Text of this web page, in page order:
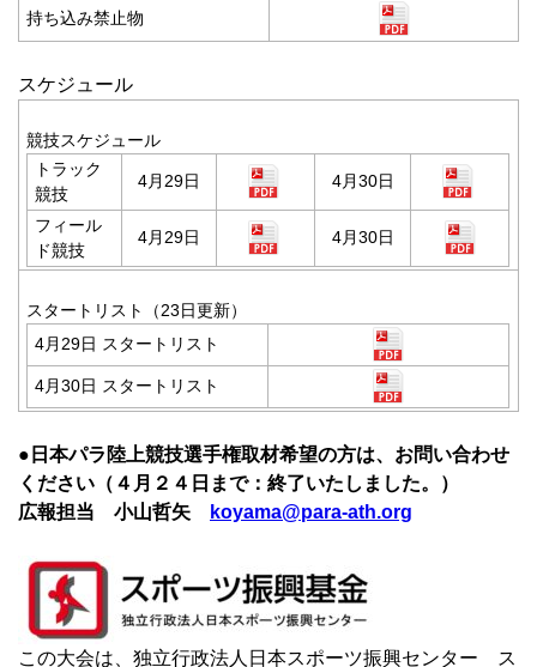
持ち込み禁止物
スケジュール
競技スケジュール
トラック
競技
4月29日 4月30日
フィール
ド競技
4月29日 4月30日
スタートリスト（23日更新）
4月29日 スタートリスト
4月30日 スタートリスト
●日本パラ陸上競技選手権取材希望の方は、お問い合わせ
ください（４月２４日まで：終了いたしました。）
広報担当 小山哲矢
koyama@para-ath.org
この大会は、独立行政法人日本スポーツ振興センター ス